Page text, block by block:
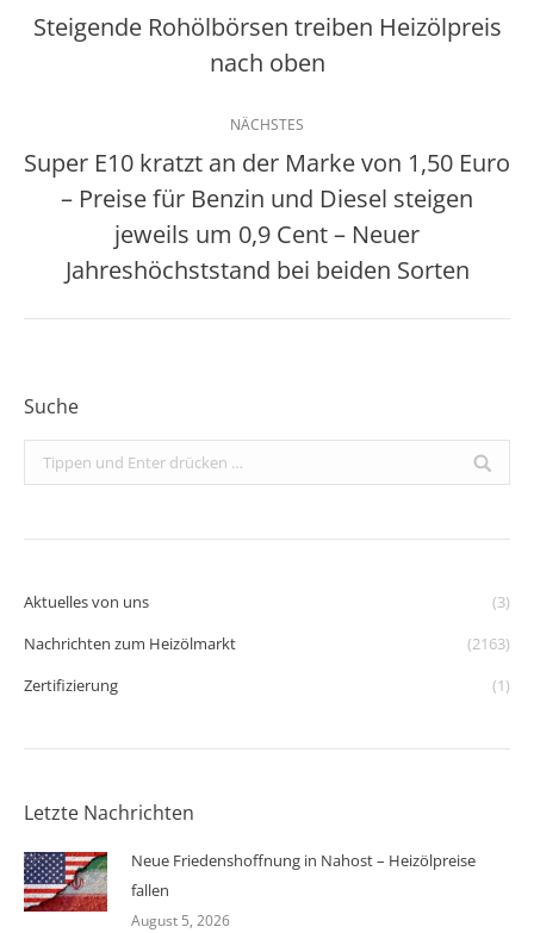
Vorheriger
Beitrag:
Steigende Rohölbörsen treiben Heizölpreis
nach oben
NÄCHSTES
Nächster
Beitrag:
Super E10 kratzt an der Marke von 1,50 Euro
– Preise für Benzin und Diesel steigen
jeweils um 0,9 Cent – Neuer
Jahreshöchststand bei beiden Sorten
Suche
Search:
Aktuelles von uns
(3)
Nachrichten zum Heizölmarkt
(2163)
Zertifizierung
(1)
Letzte Nachrichten
Neue Friedenshoffnung in Nahost – Heizölpreise
fallen
August 5, 2026